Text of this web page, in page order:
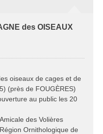
des OISEAUX
oiseaux de cages et de
(près de FOUGÈRES)
au public les 20
des Volières
Ornithologique de